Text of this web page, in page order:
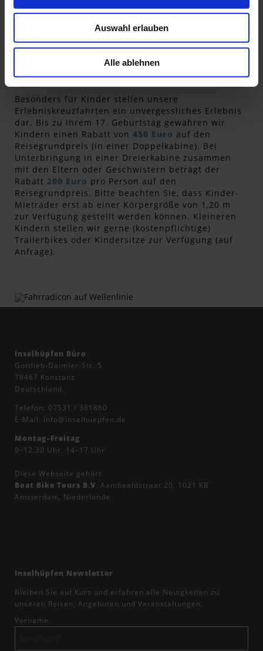
Auswahl erlauben
Alle ablehnen
Sollten einzelne Aktivitäten mehr Kondition
© Ivan Duran
Besonders für Kinder stellen unsere
Erlebniskreuzfahrten ein unvergessliches Erlebnis
dar. Bis zu ihrem 17. Geburtstag gewähren wir
Kindern einen Rabatt von 450 Euro auf den
Reisegrundpreis (in einer Doppelkabine). Bei
Unterbringung in einer Dreierkabine zusammen
mit den Eltern oder Geschwistern beträgt der
Rabatt 200 Euro pro Person auf den
Reisegrundpreis. Bitte beachten Sie, dass Kinder-
Mieträder erst ab einer Körpergröße von 1,20 m
zur Verfügung gestellt werden können. Kleineren
Kindern stellen wir gerne (kostenpflichtige)
Trailerbikes oder Kindersitze zur Verfügung (auf
Anfrage).
Inselhüpfen Büro
Gottlieb-Daimler-Str. 5
78467 Konstanz
Deutschland
Telefon: 07531 / 361860
E-Mail: info@inselhuepfen.de
Montag–Freitag
9–12.30 Uhr, 14–17 Uhr
Diese Webseite gehört
Boat Bike Tours B.V, Aambeeldstraat 20, 1021 KB
Amsterdam, Niederlande
Inselhüpfen Newsletter
Bleiben Sie auf Kurs und erfahren alle Neuigkeiten zu
unseren Reisen, Angeboten und Veranstaltungen.
Vorname